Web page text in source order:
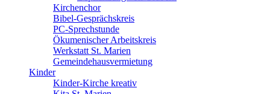
Kirchenchor
Bibel-Gesprächskreis
PC-Sprechstunde
Ökumenischer Arbeitskreis
Werkstatt St. Marien
Gemeindehausvermietung
Kinder
Kinder-Kirche kreativ